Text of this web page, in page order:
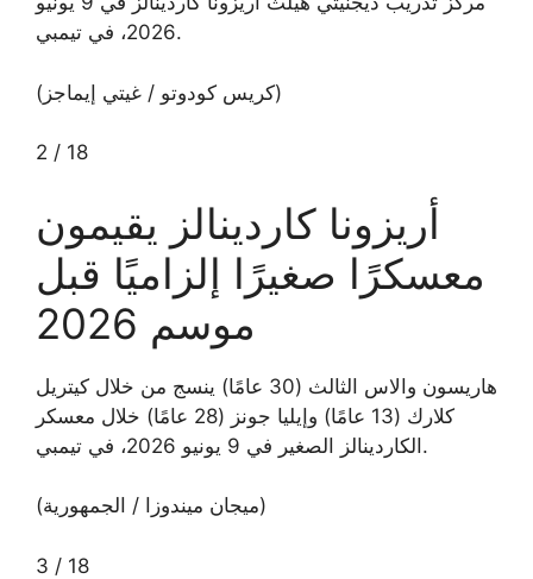
2026، في تيمبي.
(كريس كودوتو / غيتي إيماجز)
2 / 18
أريزونا كاردينالز يقيمون
معسكرًا صغيرًا إلزاميًا قبل
موسم 2026
هاريسون والاس الثالث (30 عامًا) ينسج من خلال كيتريل
كلارك (13 عامًا) وإيليا جونز (28 عامًا) خلال معسكر
الكاردينالز الصغير في 9 يونيو 2026، في تيمبي.
(ميجان ميندوزا / الجمهورية)
3 / 18